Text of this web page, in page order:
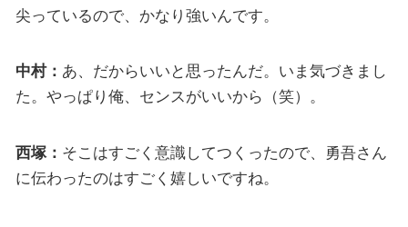
尖っているので、かなり強いんです。
中村： あ、だからいいと思ったんだ。いま気づきまし
た。やっぱり俺、センスがいいから（笑）。
西塚： そこはすごく意識してつくったので、勇吾さん
に伝わったのはすごく嬉しいですね。